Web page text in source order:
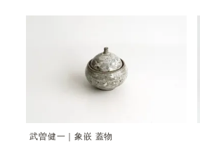
武曽健一｜象嵌 蓋物